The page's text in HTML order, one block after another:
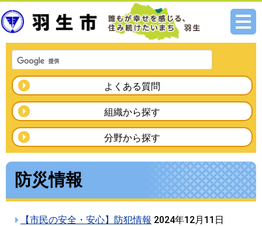
メニ
よくある質問
組織から探す
分野から探す
防災情報
【市民の安全・安心】防犯情報 2024年12月11日